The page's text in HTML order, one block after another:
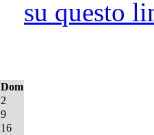
su questo
Dom
2
9
16